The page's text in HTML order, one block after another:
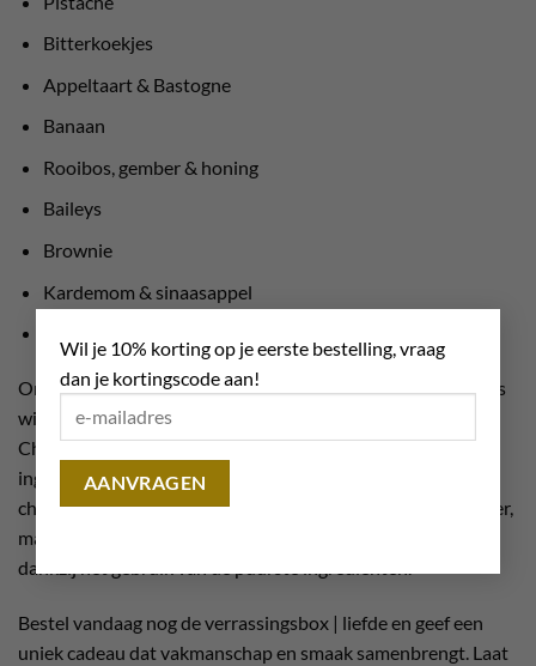
Wil je 10% korting op je eerste bestelling, vraag
dan je kortingscode aan!
Bitterkoekjes
Appeltaart & Bastogne
Banaan
Rooibos, gember & honing
Baileys
Brownie
Kardemom & sinaasappel
Onze bonboncollectie omvat zowel melkchocolade, puur als
wit, zodat er voor elke fijnproever een favoriet is. Bij
Chocolate Planet blijf je genieten van hoogwaardige
ingrediënten en ambachtelijk vakmanschap. Onze
chocoladeproducten zijn niet alleen onweerstaanbaar lekker,
maar ook visueel verbluffend. Ze stralen als diamanten
dankzij het gebruik van de puurste ingrediënten.
Bestel vandaag nog de verrassingsbox | liefde en geef een
uniek cadeau dat vakmanschap en smaak samenbrengt. Laat